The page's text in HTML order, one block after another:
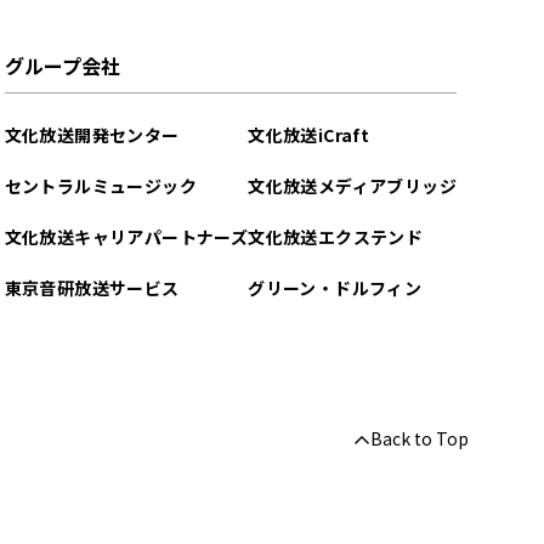
グループ会社
文化放送開発センター
セントラルミュージック
文化放送キャリアパートナーズ
東京音研放送サービス
文化放送iCraft
文化放送メディアブリッジ
文化放送エクステンド
グリーン・ドルフィン
Back to Top